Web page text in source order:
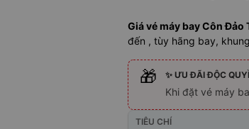
Giá vé máy bay Côn Đảo
đến , tùy hãng bay,
🎁 ✨ ƯU ĐÃI ĐỘC
Khi đặt vé máy
TIÊU CHÍ